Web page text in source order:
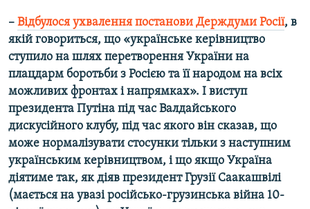
– Відбулося ухвалення постанови Держдуми Росії, в
якій говориться, що «українське керівництво
ступило на шлях перетворення України на
плацдарм боротьби з Росією та її народом на всіх
можливих фронтах і напрямках». І виступ
президента Путіна під час Валдайського
дискусійного клубу, під час якого він сказав, що
може нормалізувати стосунки тільки з наступним
українським керівництвом, і що якщо Україна
діятиме так, як діяв президент Грузії Саакашвілі
(мається на увазі російсько-грузинська війна 10-